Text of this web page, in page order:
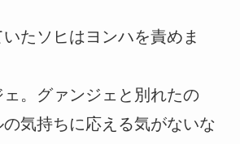
たソヒはヨンハを責めま
ェ。グァンジェと別れたの
気持ちに応える気がないな